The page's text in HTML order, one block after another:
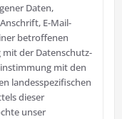
Daten,
E-Mail-
betroffenen
mit der Datenschutz-
mit den
landesspezifischen
dieser
unser